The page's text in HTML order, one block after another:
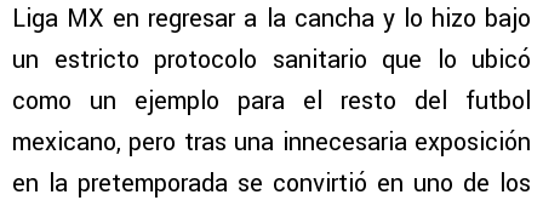
Liga MX en regresar a la cancha y lo hizo bajo
un estricto protocolo sanitario que lo ubicó
como un ejemplo para el resto del futbol
mexicano, pero tras una innecesaria exposición
en la pretemporada se convirtió en uno de los